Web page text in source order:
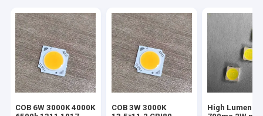
COB 6W 3000K 4000K
COB 3W 3000K
High Lumen